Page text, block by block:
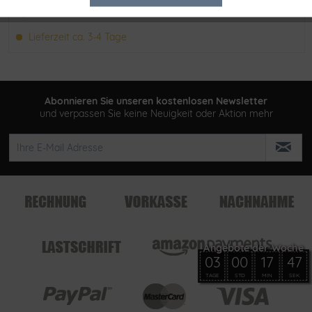
Lieferzeit ca. 3-4 Tage
Abonnieren Sie unseren kostenlosen Newsletter
und verpassen Sie keine Neuigkeit oder Aktion mehr
03
TAGE
00
STD
17
MIN
47
SEK